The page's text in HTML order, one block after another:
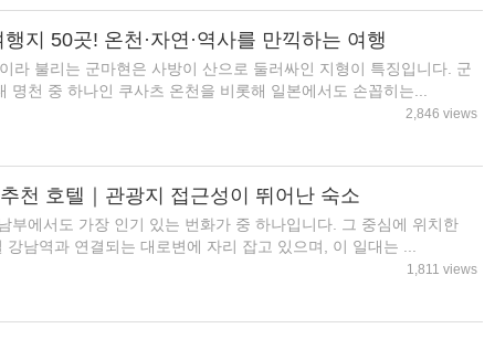
지 50곳! 온천·자연·역사를 만끽하는 여행
라 불리는 군마현은 사방이 산으로 둘러싸인 지형이 특징입니다. 군
명천 중 하나인 쿠사츠 온천을 비롯해 일본에서도 손꼽히는...
2,846 views
천 호텔｜관광지 접근성이 뛰어난 숙소
부에서도 가장 인기 있는 번화가 중 하나입니다. 그 중심에 위치한
강남역과 연결되는 대로변에 자리 잡고 있으며, 이 일대는 ...
1,811 views